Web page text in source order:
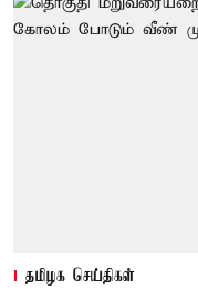
தமிழக செய்திகள்